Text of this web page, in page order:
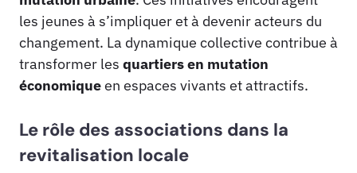
les jeunes à s’impliquer et à devenir acteurs du
changement. La dynamique collective contribue à
transformer les quartiers en mutation
économiqueen espaces vivants et attractifs.
Le rôle des associations dans la
revitalisation locale